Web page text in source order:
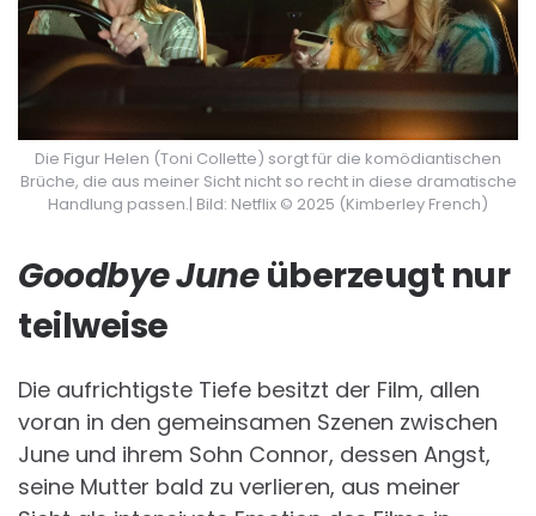
Die Figur Helen (Toni Collette) sorgt für die komödiantischen
Brüche, die aus meiner Sicht nicht so recht in diese dramatische
Handlung passen.| Bild: Netflix © 2025 (Kimberley French)
Goodbye Juneüberzeugt nur
teilweise
Die aufrichtigste Tiefe besitzt der Film, allen
voran in den gemeinsamen Szenen zwischen
June und ihrem Sohn Connor, dessen Angst,
seine Mutter bald zu verlieren, aus meiner